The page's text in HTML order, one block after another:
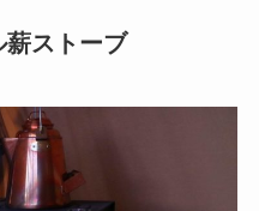
薪ストーブ